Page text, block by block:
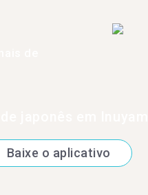
Baixe o aplicativo